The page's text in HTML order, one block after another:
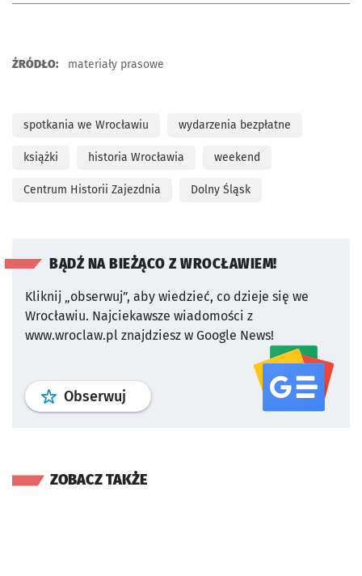
ŹRÓDŁO: materiały prasowe
spotkania we Wrocławiu wydarzenia bezpłatne
książki historia Wrocławia weekend
Centrum Historii Zajezdnia Dolny Śląsk
BĄDŹ NA BIEŻĄCO Z WROCŁAWIEM!
Kliknij „obserwuj”, aby wiedzieć, co dzieje się we
Wrocławiu. Najciekawsze wiadomości z
www.wroclaw.pl znajdziesz w Google News!
Obserwuj profil serwisu
ZOBACZ TAKŻE